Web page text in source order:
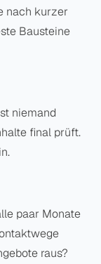
nach kurzer
Bausteine
niemand
final prüft.
paar Monate
raus?